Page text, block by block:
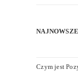
Czym jest